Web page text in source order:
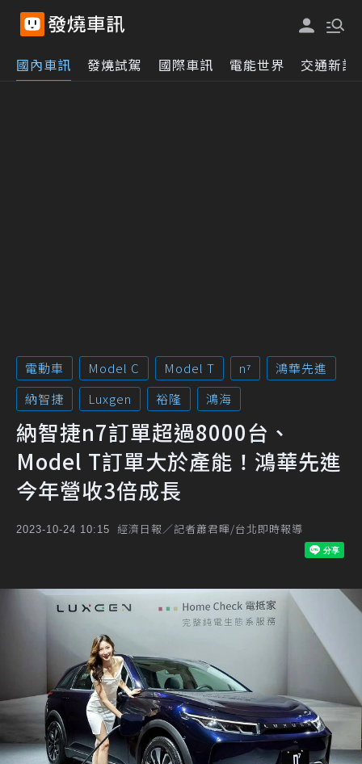
國內車訊 發燒試駕 國際車訊 電能世界 交通新訊
電動車 Model C Model T n⁷
鴻華先進
納智捷
Luxgen 裕隆 鴻海
納智捷n7訂單超過8000台、
Model T訂單大於產能！鴻華先進
今年營收3倍成長
2023-10-24 10:15 經濟日報／記者蕭君暉/台北即時報導